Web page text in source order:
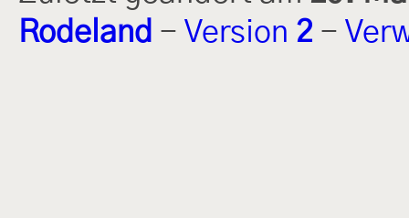
Rodeland - Version 2 -